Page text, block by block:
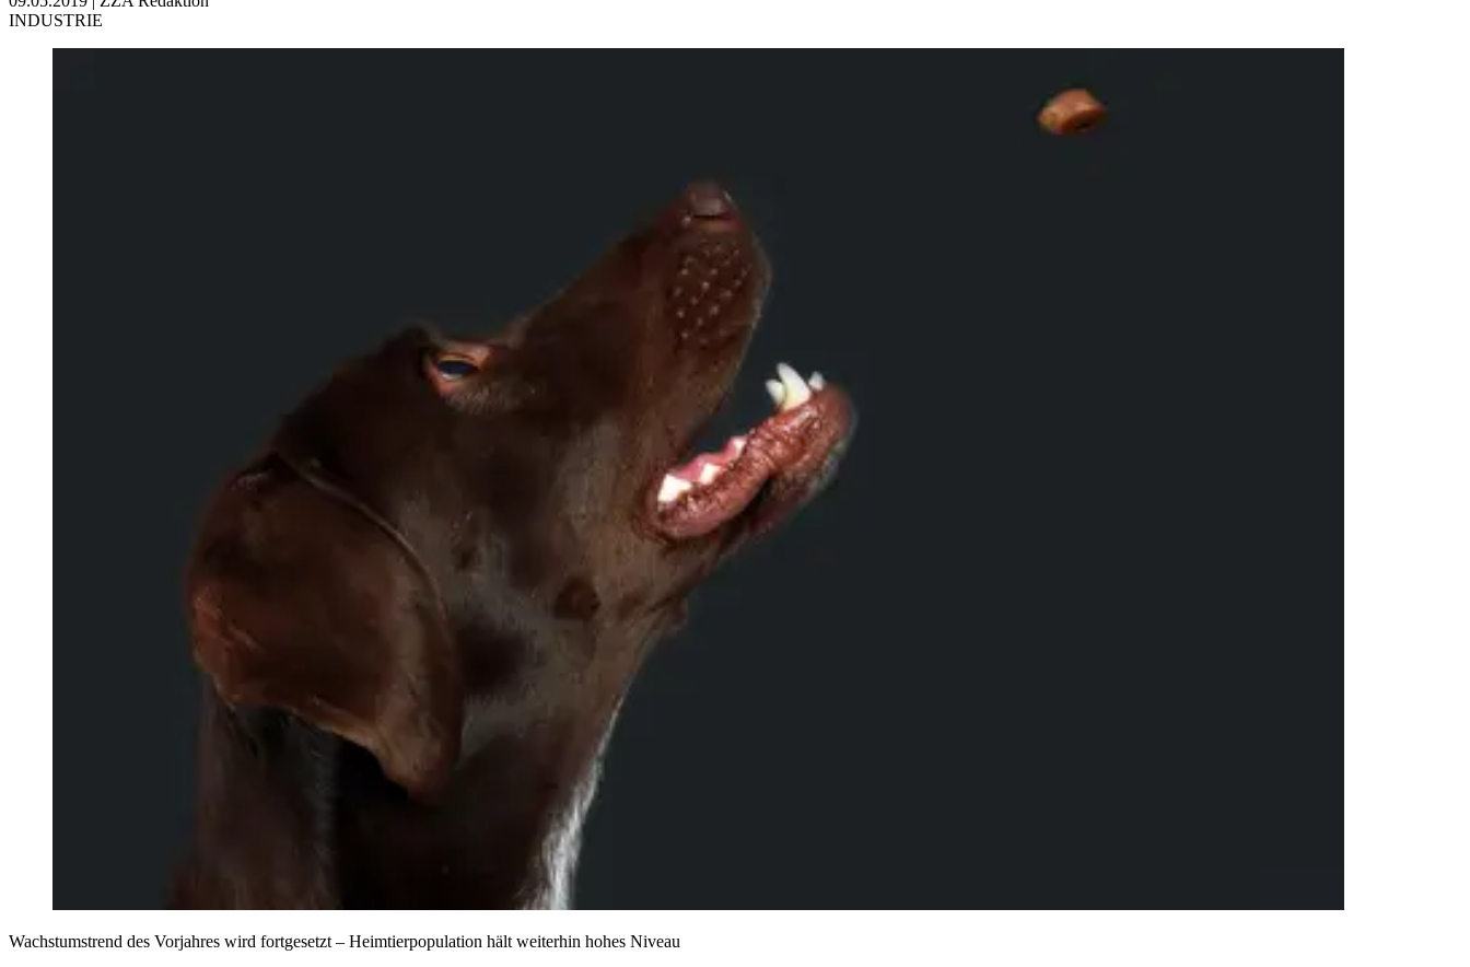
INDUSTRIE
Wachstumstrend des Vorjahres wird fortgesetzt – Heimtierpopulation hält weiterhin hohes Niveau